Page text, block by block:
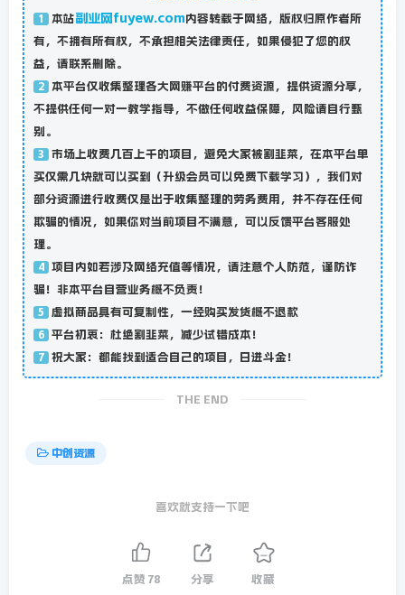
1 本站副业网fuyew.com内容转载于网络，版权归原作者所
有，不拥有所有权，不承担相关法律责任，如果侵犯了您的权
益，请联系删除。
2 本平台仅收集整理各大网赚平台的付费资源，提供资源分享，
不提供任何一对一教学指导，不做任何收益保障，风险请自行甄
别。
3 市场上收费几百上千的项目，避免大家被割韭菜，在本平台单
买仅需几块就可以买到（升级会员可以免费下载学习），我们对
部分资源进行收费仅是出于收集整理的劳务费用，并不存在任何
欺骗的情况，如果你对当前项目不满意，可以反馈平台客服处
理。
4 项目内如若涉及网络充值等情况，请注意个人防范，谨防诈
骗！非本平台自营业务概不负责！
5 虚拟商品具有可复制性，一经购买发货概不退款
6 平台初衷：杜绝割韭菜，减少试错成本！
7 祝大家：都能找到适合自己的项目，日进斗金！
THE END
中创资源
喜欢就支持一下吧
点赞 78 分享 收藏